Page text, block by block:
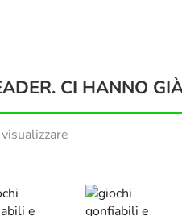
CI HANNO